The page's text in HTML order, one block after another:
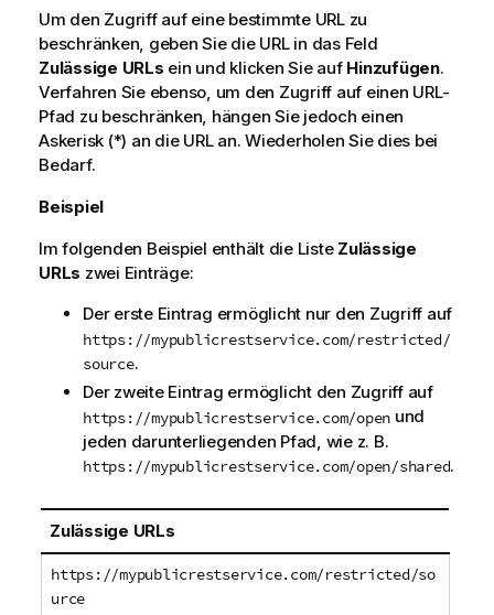
m
a
t
i
o
n
i
w
e
Um den Zugriff auf eine bestimmte URL zu
beschränken, geben Sie die URL in das Feld
Zulässige URLs ein und klicken Sie auf Hinzufügen.
Verfahren Sie ebenso, um den Zugriff auf einen URL-
Pfad zu beschränken, hängen Sie jedoch einen
Askerisk (*) an die URL an. Wiederholen Sie dies bei
Bedarf.
Beispiel
Im folgenden Beispiel enthält die Liste Zulässige
URLs zwei Einträge:
Der erste Eintrag ermöglicht nur den Zugriff auf
https://mypublicrestservice.com/restricted/
source.
Der zweite Eintrag ermöglicht den Zugriff auf
https://mypublicrestservice.com/open und
jeden darunterliegenden Pfad, wie z. B.
https://mypublicrestservice.com/open/shared.
Zulässige URLs
https://mypublicrestservice.com/restricted/so
urce